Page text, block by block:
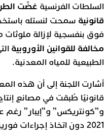
السلطات الفرنسية غضّت
قانونية سمحت لنستله
فوق بنفسجية لإزالة
مخالفة للقوانين الأوروبية
الطبيعية للمياه المعدنية.
أشارت اللجنة إلى أن هذه
قانونيًا طُبقت في مصانع
و”كونتريكس” و”إيبار” رغم
2021 دون اتخاذ إجراءات فورية.